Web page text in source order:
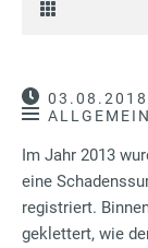
03.08.2018
ALLGEMEIN
Im Jahr 2013
eine
registriert.
geklettert, wie